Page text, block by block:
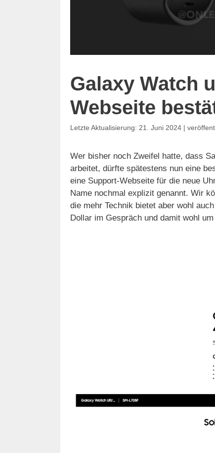
Galaxy Watch
Webseite
21. Juni 2024
Wer bisher noch Zweifel hatte, dass
arbeitet, dürfte spätestens nun eine
eine Support-Webseite für die neue
Name nochmal explizit genannt. Wir
die mehr Technik bietet aber wohl
Dollar im Gespräch und damit wohl